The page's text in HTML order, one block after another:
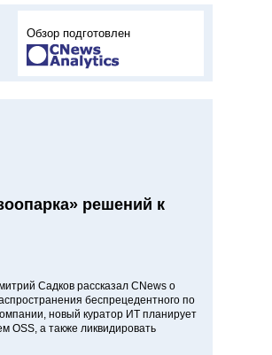
Обзор подготовлен
решений к
Садков рассказал CNews о
беспрецедентного по
новый куратор ИТ планирует
OSS, а также ликвидировать